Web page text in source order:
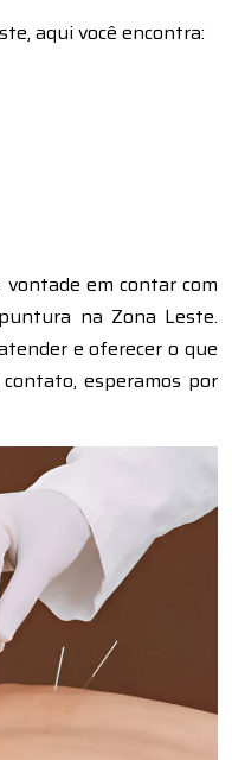
aqui você encontra:
em contar com
na Zona Leste.
e oferecer o que
esperamos por